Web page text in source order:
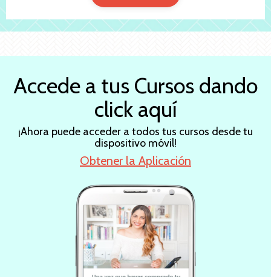
Accede a tus Cursos dando
click aquí
¡Ahora puede acceder a todos tus cursos desde tu
dispositivo móvil!
Obtener la Aplicación